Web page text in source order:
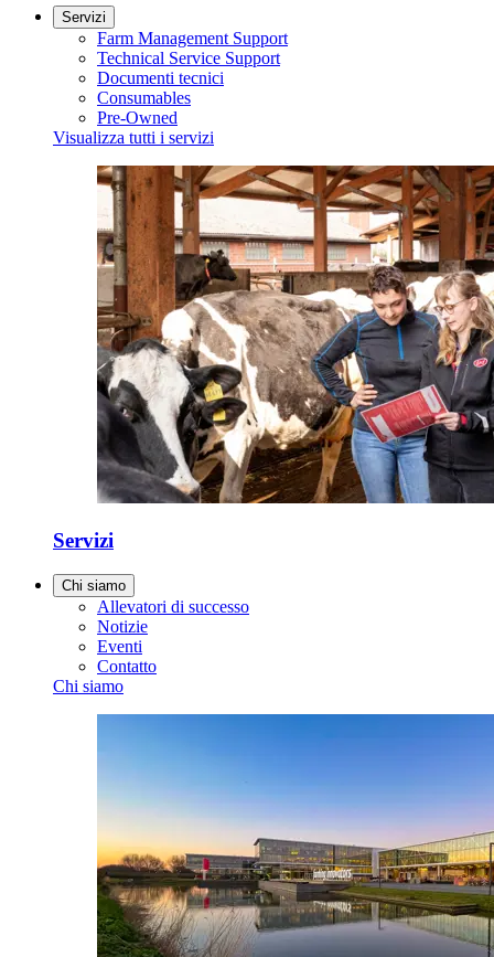
Servizi
Farm Management Support
Technical Service Support
Documenti tecnici
Consumables
Pre-Owned
Visualizza tutti i servizi
Servizi
Chi siamo
Allevatori di successo
Notizie
Eventi
Contatto
Chi siamo